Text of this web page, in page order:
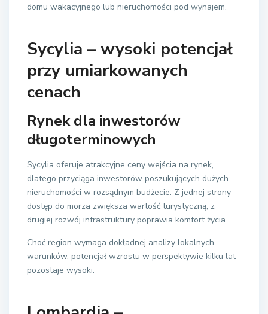
domu wakacyjnego lub nieruchomości pod wynajem.
Sycylia – wysoki potencjał
przy umiarkowanych
cenach
Rynek dla inwestorów
długoterminowych
Sycylia oferuje atrakcyjne ceny wejścia na rynek,
dlatego przyciąga inwestorów poszukujących dużych
nieruchomości w rozsądnym budżecie. Z jednej strony
dostęp do morza zwiększa wartość turystyczną, z
drugiej rozwój infrastruktury poprawia komfort życia.
Choć region wymaga dokładnej analizy lokalnych
warunków, potencjał wzrostu w perspektywie kilku lat
pozostaje wysoki.